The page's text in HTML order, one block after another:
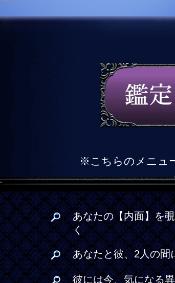
※こちらのメニュ
あなたの【内面】を
く
あなたと彼、2人の間
彼には今、気になる